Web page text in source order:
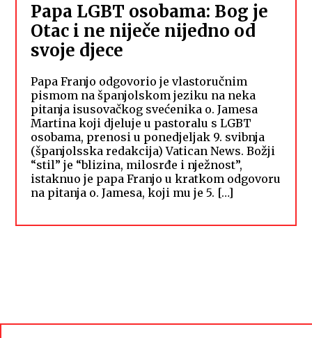
Papa LGBT osobama: Bog je
Otac i ne niječe nijedno od
svoje djece
Papa Franjo odgovorio je vlastoručnim
pismom na španjolskom jeziku na neka
pitanja isusovačkog svećenika o. Jamesa
Martina koji djeluje u pastoralu s LGBT
osobama, prenosi u ponedjeljak 9. svibnja
(španjolsska redakcija) Vatican News. Božji
“stil” je “blizina, milosrđe i nježnost”,
istaknuo je papa Franjo u kratkom odgovoru
na pitanja o. Jamesa, koji mu je 5. […]